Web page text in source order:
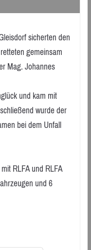
sicherten den
gemeinsam
Mag. Johannes
und kam mit
wurde der
bei dem Unfall
RLFA und RLFA
und 6